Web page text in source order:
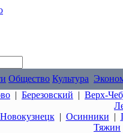
Общество Культура
| Березовский | Верх-
Новокузнецк| Осинники |
Тяжин